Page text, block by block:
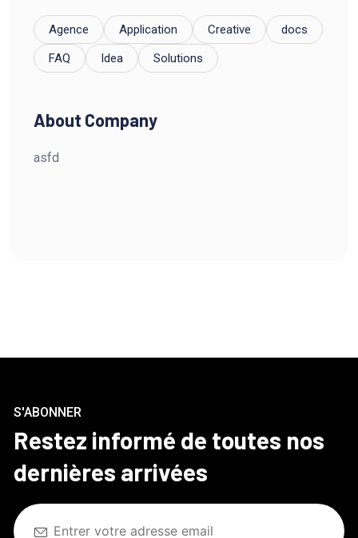
Agence Application Creative
docs
FAQ
Idea Solutions
About Company
asfd
S'ABONNER
Restez informé de toutes nos
dernières arrivées